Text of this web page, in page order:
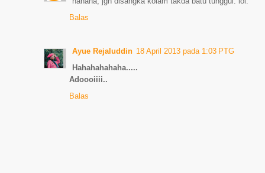
Balas
Ayue Rejaluddin 18 April 2013 pada 1:03 PTG
Hahahahahaha.....
Adoooiiii..
Balas